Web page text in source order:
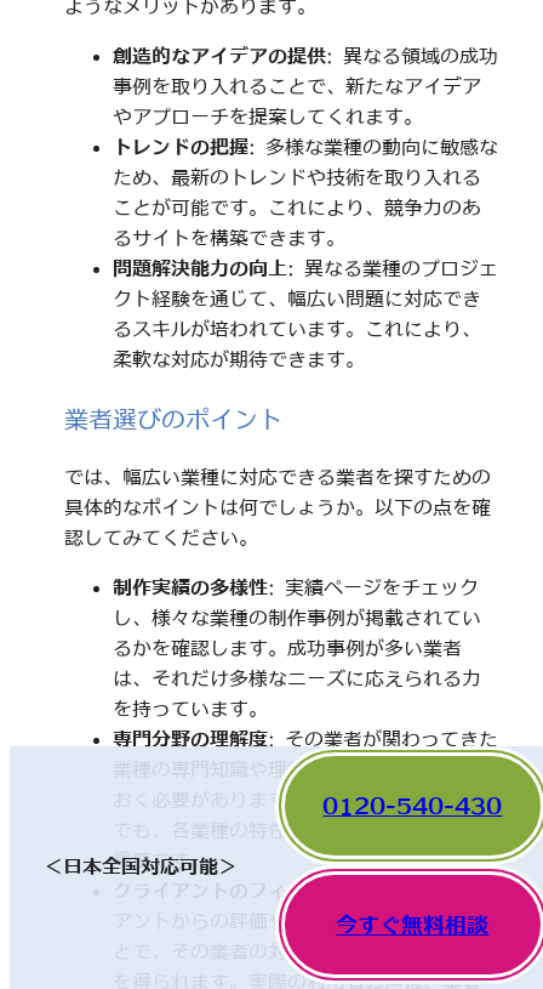
ようなメリットがあります。
創造的なアイデアの提供: 異なる領域の成功
事例を取り入れることで、新たなアイデア
やアプローチを提案してくれます。
トレンドの把握: 多様な業種の動向に敏感な
ため、最新のトレンドや技術を取り入れる
ことが可能です。これにより、競争力のあ
るサイトを構築できます。
問題解決能力の向上: 異なる業種のプロジェ
クト経験を通じて、幅広い問題に対応でき
るスキルが培われています。これにより、
柔軟な対応が期待できます。
業者選びのポイント
では、幅広い業種に対応できる業者を探すための
具体的なポイントは何でしょうか。以下の点を確
認してみてください。
制作実績の多様性: 実績ページをチェック
し、様々な業種の制作事例が掲載されてい
るかを確認します。成功事例が多い業者
は、それだけ多様なニーズに応えられる力
を持っています。
専門分野の理解度: その業者が関わってきた
業種の専門知識や理解度についても触れて
おく必要があります。一見、異なった分野
でも、各業種の特性を理解していることが
重要です。
クライアントのフィードバック
アントからの評価やレビューを確認するこ
とで、その業者の対応や成果に関する情報
を得られます。実際の利用者の声は、業者
＜日本全国対応可能＞
0120-540-430
今すぐ無料相談